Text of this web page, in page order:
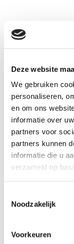
Deze website
We gebruiken
personaliseren,
en om ons
informatie over
partners voor
partners kunnen
informatie die u
verzameld op
Noodzakelijk
Voorkeuren
€ 18,95
Inclusief BTW: €
Kies uw
Specificaties
Reference 480F
15 x 50 x 60 mm